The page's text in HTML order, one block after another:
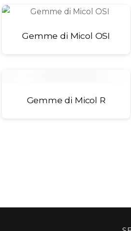
Gemme di Micol OSI
Gemme di Micol R